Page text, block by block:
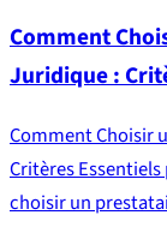
Comment
Juridique :
Comment Choisir
Critères
choisir un